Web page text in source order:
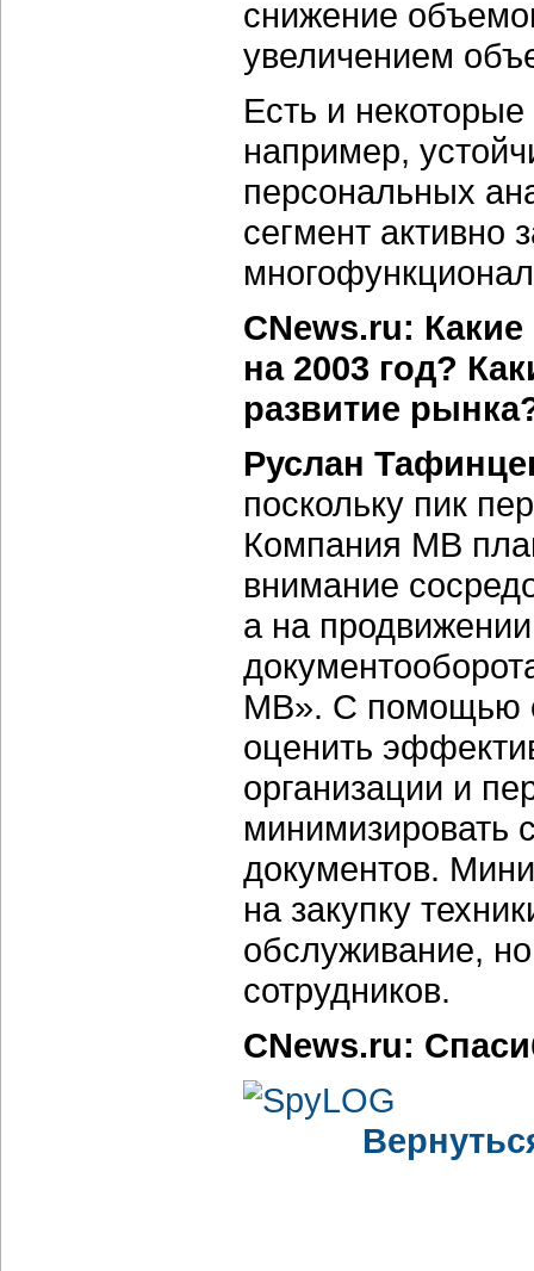
снижение
увеличением
Есть и
например,
персональных
сегмент
CNews.ru:
на 2003 год?
развитие
Руслан
поскольку пик
Компания МВ
внимание
а на
МВ». С помощью
оценить
организации и
минимизировать
документов.
на закупку
обслуживание,
сотрудников.
CNews.ru: